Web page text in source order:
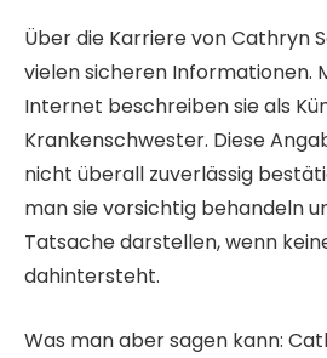
Über die Karriere von Cathryn
vielen sicheren Informationen.
Internet beschreiben sie als
Krankenschwester. Diese
nicht überall zuverlässig
man sie vorsichtig behandeln
Tatsache darstellen, wenn
dahintersteht.
Was man aber sagen kann: